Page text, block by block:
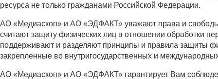
ресурса не только гражданами Российской Федерации.
АО «Медиаскоп» и АО «ЭДФАКТ» уважают права и свободы
считают защиту физических лиц в отношении обработки
поддерживают и разделяют принципы и правила защиты
закрепленные во внутригосударственных и
АО «Медиаскоп» и АО «ЭДФАКТ» гарантирует Вам